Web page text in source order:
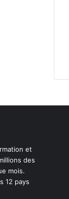
et
des
mois.
12 pays